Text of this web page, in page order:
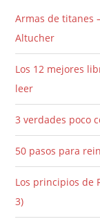
Armas de titanes
Altucher
Los 12 mejores
leer
3 verdades poco
50 pasos para
Los principios de
3)